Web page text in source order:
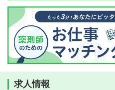
求人情報